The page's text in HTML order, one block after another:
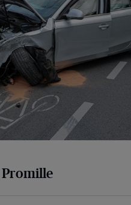
Promille